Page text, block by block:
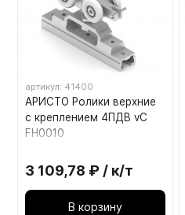
артикул: 41400
АРИСТО Ролики верхние
с креплением 4ПДВ vC
FH0010
3 109,78 ₽ / к/т
В корзину